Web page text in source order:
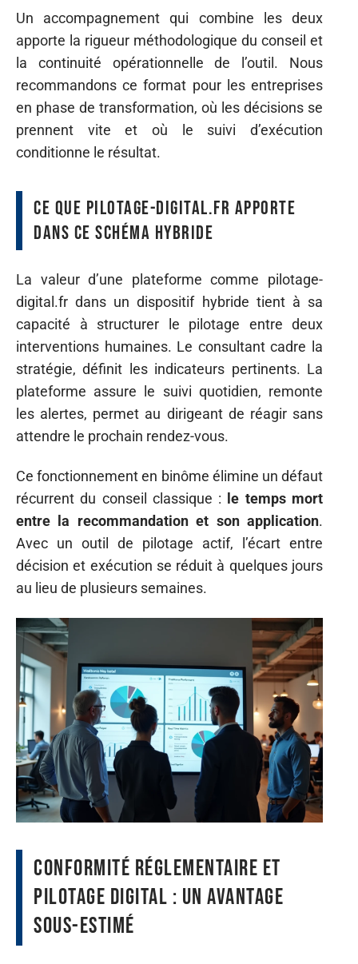
Un accompagnement qui combine les deux
apporte la rigueur méthodologique du conseil et
la continuité opérationnelle de l’outil. Nous
recommandons ce format pour les entreprises
en phase de transformation, où les décisions se
prennent vite et où le suivi d’exécution
conditionne le résultat.
Ce que pilotage-digital.fr apporte
dans ce schéma hybride
La valeur d’une plateforme comme pilotage-
digital.fr dans un dispositif hybride tient à sa
capacité à structurer le pilotage entre deux
interventions humaines. Le consultant cadre la
stratégie, définit les indicateurs pertinents. La
plateforme assure le suivi quotidien, remonte
les alertes, permet au dirigeant de réagir sans
attendre le prochain rendez-vous.
Ce fonctionnement en binôme élimine un défaut
récurrent du conseil classique :
le temps mort
entre la recommandation et son application.
Avec un outil de pilotage actif, l’écart entre
décision et exécution se réduit à quelques jours
au lieu de plusieurs semaines.
Conformité réglementaire et
pilotage digital : un avantage
sous-estimé